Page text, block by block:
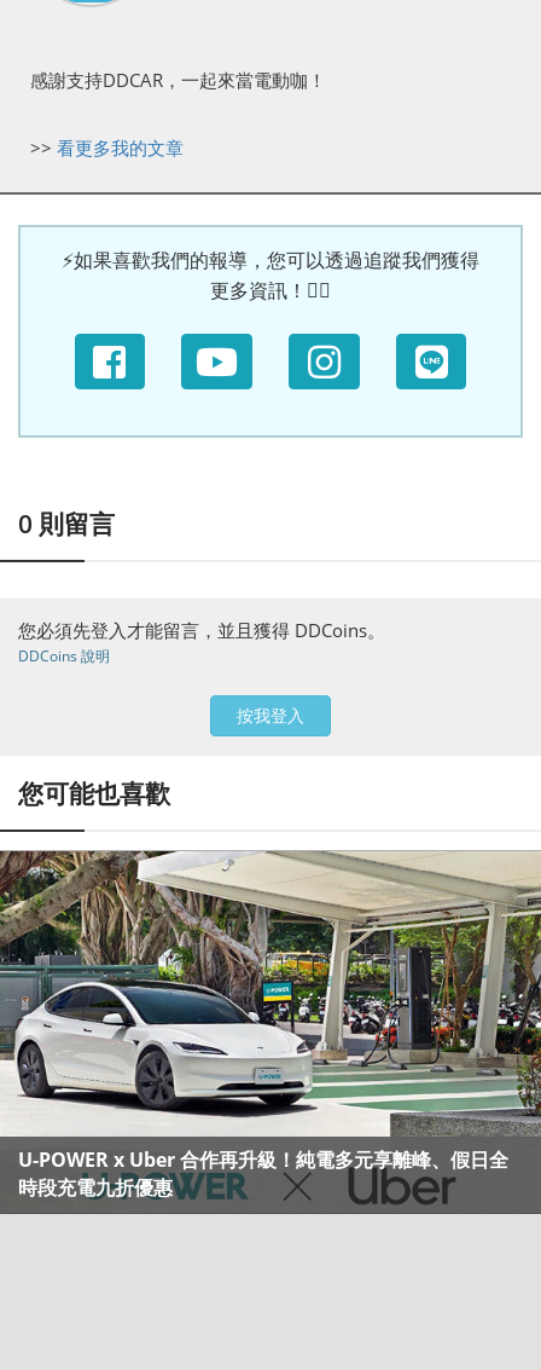
感謝支持DDCAR，一起來當電動咖！
>> 看更多我的文章
⚡如果喜歡我們的報導，您可以透過追蹤我們獲得
更多資訊！🙆‍♀
0 則留言
您必須先登入才能留言，並且獲得 DDCoins。
DDCoins 說明
按我登入
您可能也喜歡
U-POWER x Uber 合作再升級！純電多元享離峰、假日全
時段充電九折優惠